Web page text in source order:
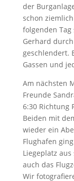
der
schon
folgenden
Gerhard
geschlendert.
Gassen und
Am nächsten
Freunde
6:30 Richtung
Beiden mit
wieder ein
Flughafen
Liegeplatz
auch das
Wir